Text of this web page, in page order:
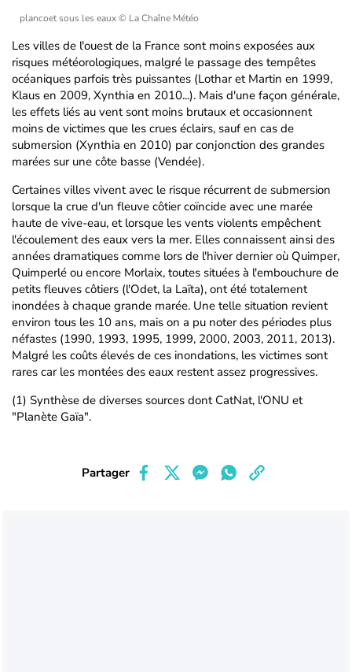
plancoet sous les eaux© La Chaîne Météo
Les villes de l'ouest de la France sont moins exposées aux
risques météorologiques, malgré le passage des tempêtes
océaniques parfois très puissantes (Lothar et Martin en 1999,
Klaus en 2009, Xynthia en 2010...). Mais d'une façon générale,
les effets liés au vent sont moins brutaux et occasionnent
moins de victimes que les crues éclairs, sauf en cas de
submersion (Xynthia en 2010) par conjonction des grandes
marées sur une côte basse (Vendée).
Certaines villes vivent avec le risque récurrent de submersion
lorsque la crue d'un fleuve côtier coïncide avec une marée
haute de vive-eau, et lorsque les vents violents empêchent
l'écoulement des eaux vers la mer. Elles connaissent ainsi des
années dramatiques comme lors de l'hiver dernier où Quimper,
Quimperlé ou encore Morlaix, toutes situées à l'embouchure de
petits fleuves côtiers (l'Odet, la Laïta), ont été totalement
inondées à chaque grande marée. Une telle situation revient
environ tous les 10 ans, mais on a pu noter des périodes plus
néfastes (1990, 1993, 1995, 1999, 2000, 2003, 2011, 2013).
Malgré les coûts élevés de ces inondations, les victimes sont
rares car les montées des eaux restent assez progressives.
(1) Synthèse de diverses sources dont CatNat, l'ONU et
"Planète Gaïa".
Partager